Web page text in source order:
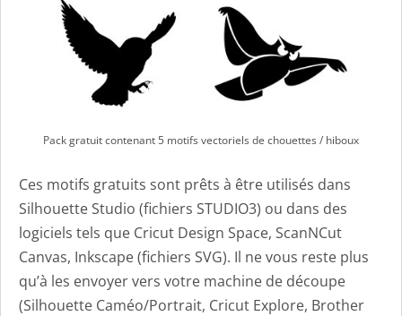
Pack gratuit contenant 5 motifs vectoriels de chouettes / hiboux
Ces motifs gratuits sont prêts à être utilisés dans
Silhouette Studio (fichiers STUDIO3) ou dans des
logiciels tels que Cricut Design Space, ScanNCut
Canvas, Inkscape (fichiers SVG). Il ne vous reste plus
qu’à les envoyer vers votre machine de découpe
(Silhouette Caméo/Portrait, Cricut Explore, Brother